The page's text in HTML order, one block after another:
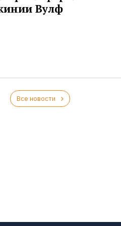
Вулф
Все новости